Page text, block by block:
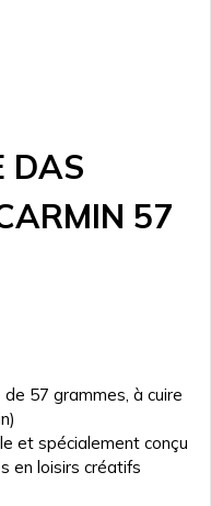
DAS
57
57 grammes, à cuire
et spécialement conçu
en loisirs créatifs